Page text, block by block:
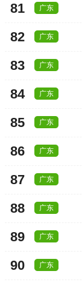
81 广东
82 广东
83 广东
84 广东
85 广东
86 广东
87 广东
88 广东
89 广东
90 广东